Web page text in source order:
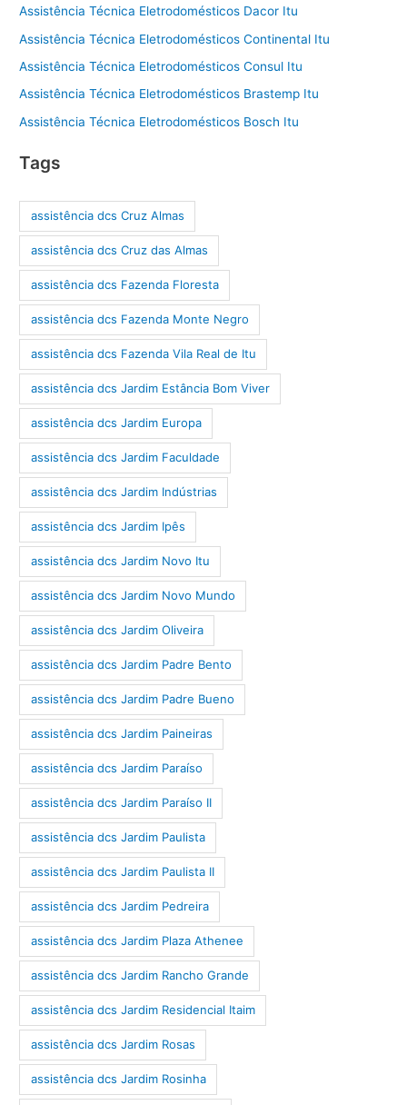
Assistência Técnica Eletrodomésticos Dacor Itu
Assistência Técnica Eletrodomésticos Continental Itu
Assistência Técnica Eletrodomésticos Consul Itu
Assistência Técnica Eletrodomésticos Brastemp Itu
Assistência Técnica Eletrodomésticos Bosch Itu
Tags
assistência dcs Cruz Almas
assistência dcs Cruz das Almas
assistência dcs Fazenda Floresta
assistência dcs Fazenda Monte Negro
assistência dcs Fazenda Vila Real de Itu
assistência dcs Jardim Estância Bom Viver
assistência dcs Jardim Europa
assistência dcs Jardim Faculdade
assistência dcs Jardim Indústrias
assistência dcs Jardim Ipês
assistência dcs Jardim Novo Itu
assistência dcs Jardim Novo Mundo
assistência dcs Jardim Oliveira
assistência dcs Jardim Padre Bento
assistência dcs Jardim Padre Bueno
assistência dcs Jardim Paineiras
assistência dcs Jardim Paraíso
assistência dcs Jardim Paraíso II
assistência dcs Jardim Paulista
assistência dcs Jardim Paulista II
assistência dcs Jardim Pedreira
assistência dcs Jardim Plaza Athenee
assistência dcs Jardim Rancho Grande
assistência dcs Jardim Residencial Itaim
assistência dcs Jardim Rosas
assistência dcs Jardim Rosinha